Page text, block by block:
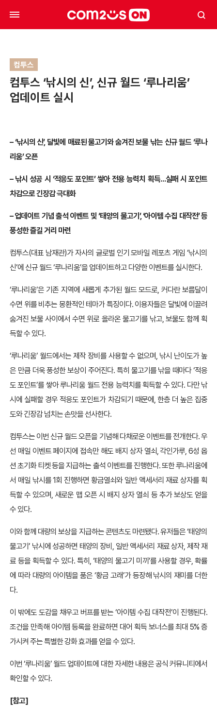
컴투스
컴투스 ‘낚시의 신’, 신규 월드 ‘루나리움’
업데이트 실시
– ‘낚시의 신’, 달빛에 매료된 물고기와 숨겨진 보물 낚는 신규 월드 ‘루나
리움’ 오픈
– 낚시 성공 시 ‘적응도 포인트’ 쌓아 전용 능력치 획득…실패 시 포인트
차감으로 긴장감 극대화
– 업데이트 기념 출석 이벤트 및 ‘태양의 물고기’, ‘아이템 수집 대작전’ 등
풍성한 즐길 거리 마련
컴투스(대표 남재관)가 자사의 글로벌 인기 모바일 레포츠 게임 ‘낚시의
신’에 신규 월드 ‘루나리움’을 업데이트하고 다양한 이벤트를 실시한다.
‘루나리움’은 기존 지역에 새롭게 추가된 월드 모드로, 커다란 보름달이
수면 위를 비추는 몽환적인 테마가 특징이다. 이용자들은 달빛에 이끌려
숨겨진 보물 사이에서 수면 위로 올라온 물고기를 낚고, 보물도 함께 획
득할 수 있다.
‘루나리움’ 월드에서는 제작 장비를 사용할 수 없으며, 낚시 난이도가 높
은 만큼 더욱 풍성한 보상이 주어진다. 특히 물고기를 낚을 때마다 ‘적응
도 포인트’를 쌓아 루나리움 월드 전용 능력치를 획득할 수 있다. 다만 낚
시에 실패할 경우 적응도 포인트가 차감되기 때문에, 한층 더 높은 집중
도와 긴장감 넘치는 손맛을 선사한다.
컴투스는 이번 신규 월드 오픈을 기념해 다채로운 이벤트를 전개한다. 우
선 매일 이벤트 페이지에 접속만 해도 배지 상자 열쇠, 각인가루, 6성 옵
션 초기화 티켓 등을 지급하는 출석 이벤트를 진행한다. 또한 루나리움에
서 매일 낚시를 1회 진행하면 황금열쇠와 일반 액세서리 재료 상자를 획
득할 수 있으며, 새로운 맵 오픈 시 배지 상자 열쇠 등 추가 보상도 얻을
수 있다.
이와 함께 대량의 보상을 지급하는 콘텐츠도 마련됐다. 유저들은 ‘태양의
물고기’ 낚시에 성공하면 태양의 장비, 일반 액세서리 재료 상자, 제작 재
료 등을 획득할 수 있다. 특히, ‘태양의 물고기 미끼’를 사용할 경우, 확률
에 따라 대량의 아이템을 품은 ‘황금 고래’가 등장해 낚시의 재미를 더한
다.
이 밖에도 도감을 채우고 버프를 받는 ‘아이템 수집 대작전’이 진행된다.
조건을 만족해 아이템 등록을 완료하면 대어 획득 보너스를 최대 5% 증
가시켜 주는 특별한 강화 효과를 얻을 수 있다.
이번 ‘루나리움’ 월드 업데이트에 대한 자세한 내용은 공식 커뮤니티에서
확인할 수 있다.
[참고]